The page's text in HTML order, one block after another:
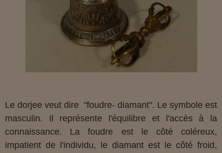
Le dorjee veut dire "foudre- diamant". Le symbole est
masculin. Il représente l'équilibre et l'accès à la
connaissance. La foudre est le côté coléreux,
impatient de l'individu, le diamant est le côté froid,